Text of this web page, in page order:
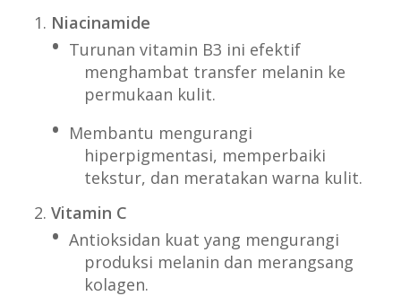
Niacinamide
Turunan vitamin B3 ini efektif
menghambat transfer melanin ke
permukaan kulit.
Membantu mengurangi
hiperpigmentasi, memperbaiki
tekstur, dan meratakan warna kulit.
Vitamin C
Antioksidan kuat yang mengurangi
produksi melanin dan merangsang
kolagen.